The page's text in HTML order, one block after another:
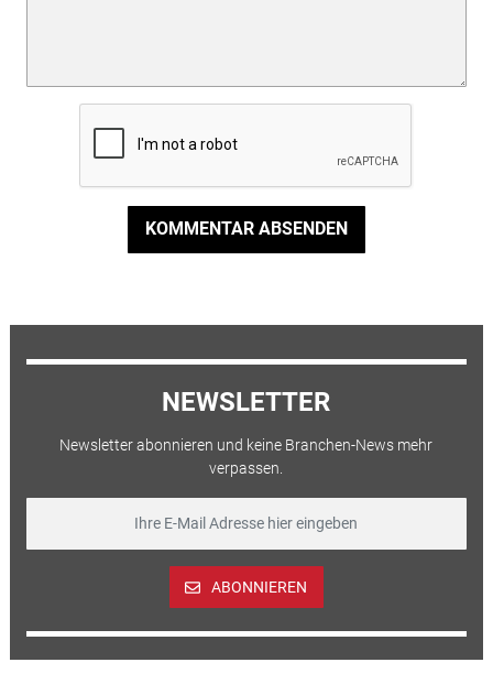
KOMMENTAR ABSENDEN
NEWSLETTER
Newsletter abonnieren und keine Branchen-News mehr
verpassen.
ABONNIEREN